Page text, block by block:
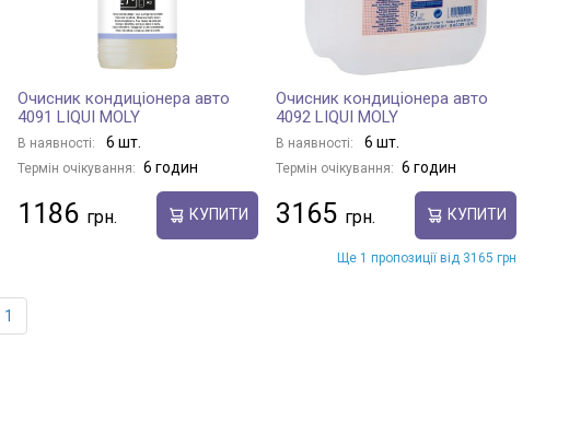
Очисник кондиціонера авто
4091 LIQUI MOLY
В наявності: 6 шт.
Термін очікування: 6 годин
1186 КУПИТИ
Очисник кондиціонера авто
4092 LIQUI MOLY
В наявності: 6 шт.
Термін очікування: 6 годин
3165 КУПИТИ
Ще 1 пропозиції від 3165 грн
1